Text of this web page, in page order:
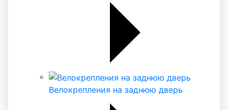
Велокрепления на заднюю дверь